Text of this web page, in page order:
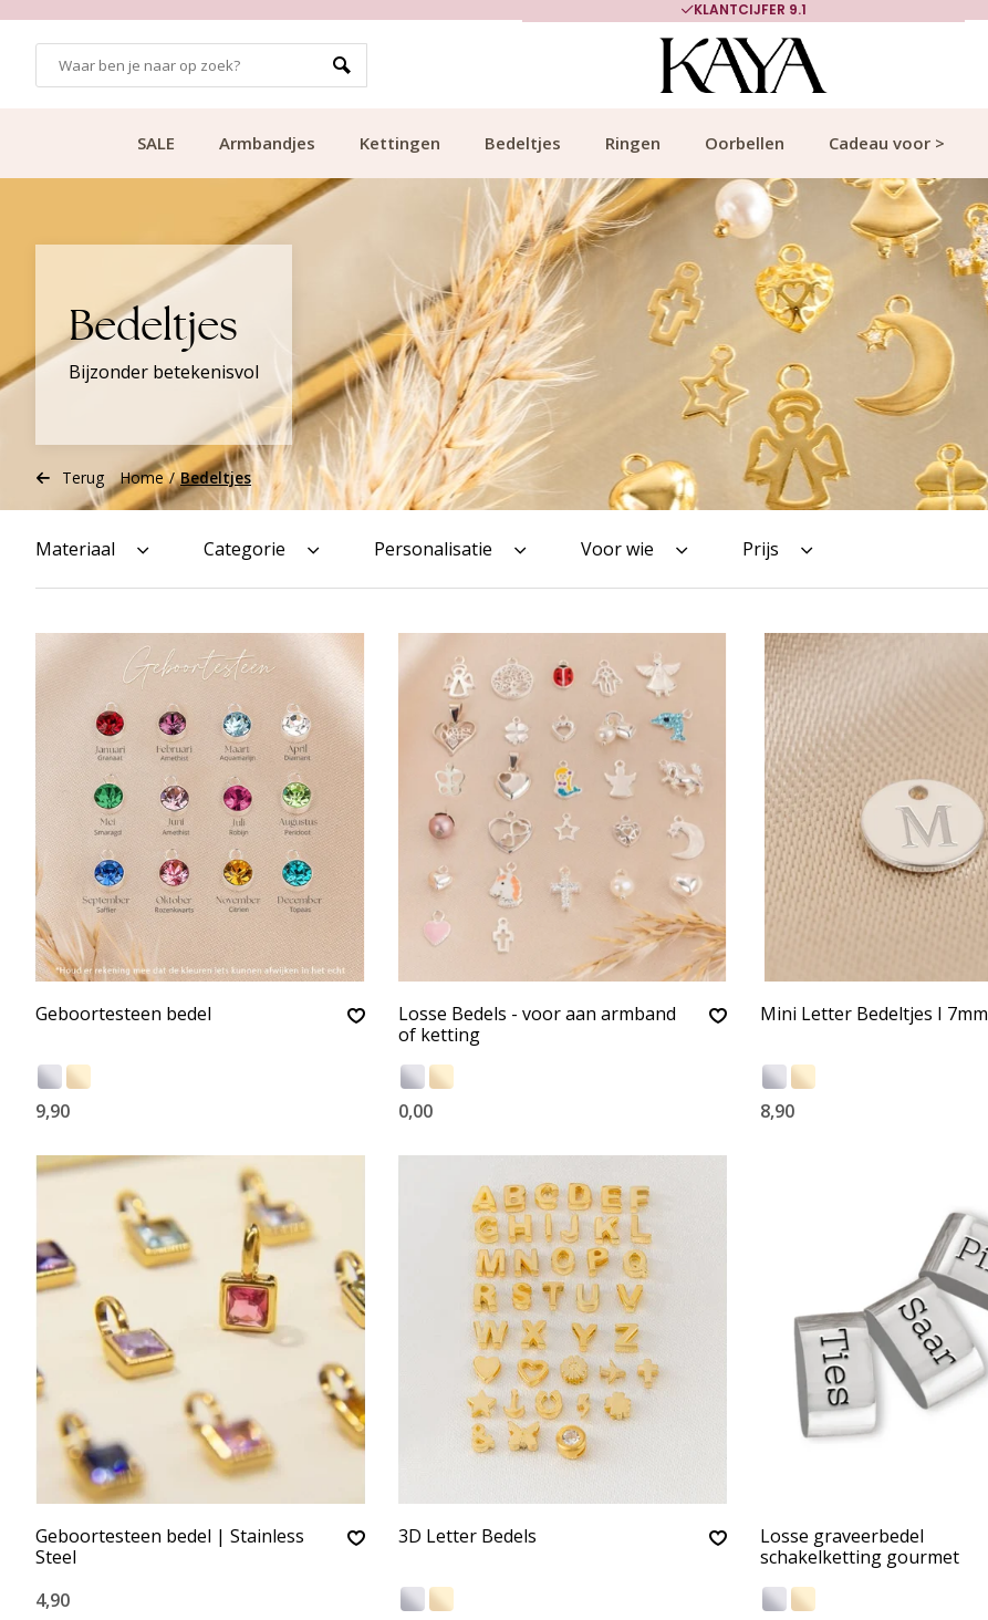
700.000+ TEVREDEN KLANTEN
SALE Armbandjes Kettingen Bedeltjes Ringen Oorbellen Cadeau voor >
Bedeltjes
Bijzonder betekenisvol
Terug Home / Bedeltjes
Materiaal Categorie Personalisatie Voor wie Prijs
Geboortesteen bedel
9,90
Losse Bedels - voor aan armband
of ketting
0,00
Mini Letter Bedeltjes I 7mm
8,90
Geboortesteen bedel | Stainless
Steel
4,90
3D Letter Bedels
Losse graveerbedel
schakelketting gourmet